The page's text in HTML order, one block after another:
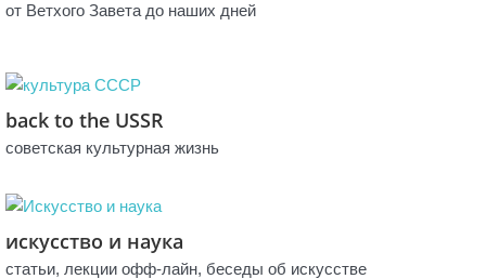
от Ветхого Завета до наших дней
back to the USSR
советская культурная жизнь
искусство и наука
статьи, лекции офф-лайн, беседы об искусстве